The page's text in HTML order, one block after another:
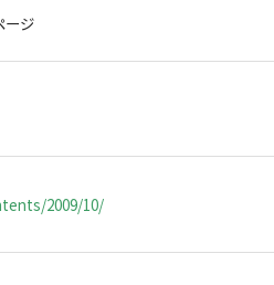
ージ
2009/10/